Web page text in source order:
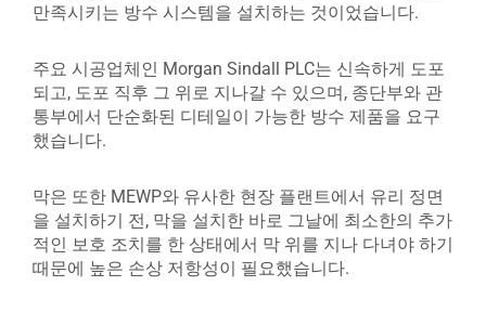
만족시키는 방수 시스템을 설치하는 것이었습니다.
주요 시공업체인 Morgan Sindall PLC는 신속하게 도포
되고, 도포 직후 그 위로 지나갈 수 있으며, 종단부와 관
통부에서 단순화된 디테일이 가능한 방수 제품을 요구
했습니다.
막은 또한 MEWP와 유사한 현장 플랜트에서 유리 정면
을 설치하기 전, 막을 설치한 바로 그날에 최소한의 추가
적인 보호 조치를 한 상태에서 막 위를 지나 다녀야 하기
때문에 높은 손상 저항성이 필요했습니다.